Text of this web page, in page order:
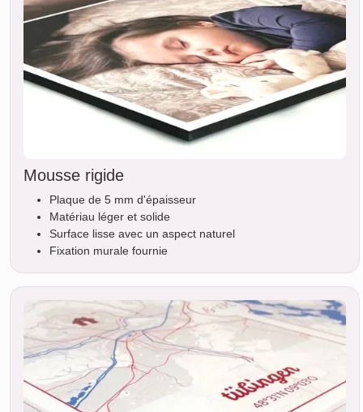
Mousse rigide
Plaque de 5 mm d'épaisseur
Matériau léger et solide
Surface lisse avec un aspect naturel
Fixation murale fournie